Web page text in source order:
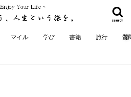
search
マイル 学び 書籍 旅行 質